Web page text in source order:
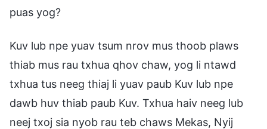
puas yog?
Kuv lub npe yuav tsum nrov mus thoob plaws
thiab mus rau txhua qhov chaw, yog li ntawd
txhua tus neeg thiaj li yuav paub Kuv lub npe
dawb huv thiab paub Kuv. Txhua haiv neeg lub
neej txoj sia nyob rau teb chaws Mekas, Nyij